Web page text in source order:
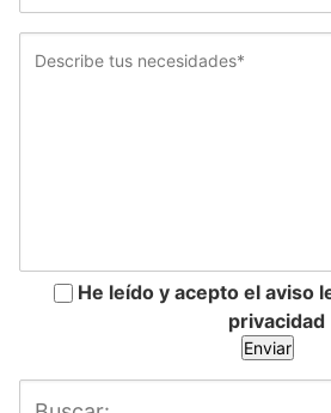
He leído y acepto el aviso
privacidad